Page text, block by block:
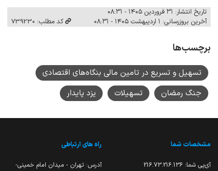
تاریخ انتشار: ۳۱ فروردین ۱۴۰۵ - ۰۸:۳۱
آخرین بروزرسانی: ۱ اردیبهشت ۱۴۰۵ - ۰۸:۳۱
کد مطلب: 739230
برچسب‌ها
تسهیل و تسریع در تامین مالی بنگاه‌های اقتصادی
جنگ رمضان
تسهیلات یزد پایدار
مشخصات شما
آی‌پی شما: 216.73.216.136
راه های ارتباطی
آدرس: تهران - میدان امام خمینی-